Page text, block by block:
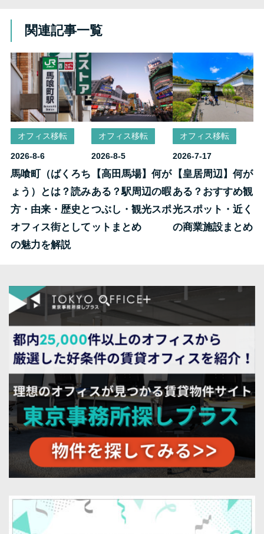
関連記事一覧
オフィス移転
2026-8-6
馬喰町（ばくろち
ょう）とは？読み
方・由来・歴史と
オフィス街として
の魅力を解説
オフィス移転
2026-8-5
【高田馬場】何が
ある？駅周辺の暇
つぶし・観光スポ
ットまとめ
オフィス移転
2026-7-17
【皇居周辺】何が
ある？おすすめ観
光スポット・近く
の商業施設まとめ